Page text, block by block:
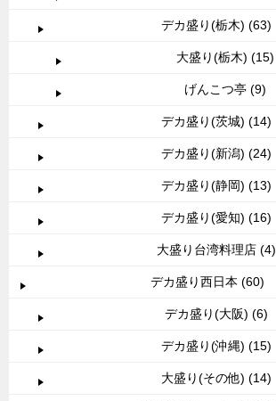
デカ盛り(栃木) (63)
大盛り(栃木) (15)
げんこつ亭 (9)
デカ盛り(茨城) (14)
デカ盛り(新潟) (24)
デカ盛り(静岡) (13)
デカ盛り(愛知) (16)
大盛り台湾料理店 (4)
デカ盛り西日本 (60)
デカ盛り(大阪) (6)
デカ盛り(沖縄) (15)
大盛り(その他) (14)